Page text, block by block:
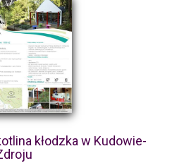
kłodzka w Kudowie-